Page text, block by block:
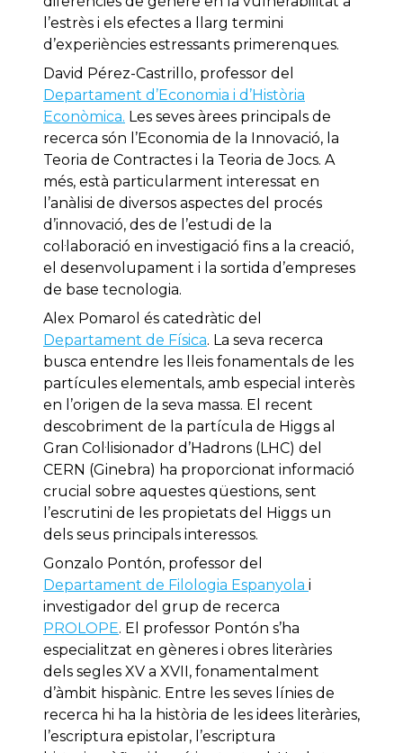
l’estrès i els efectes a llarg termini
d’experiències estressants primerenques.
David Pérez-Castrillo, professor del
Departament d’Economia i d’Història
Econòmica. Les seves àrees principals de
recerca són l’Economia de la Innovació, la
Teoria de Contractes i la Teoria de Jocs. A
més, està particularment interessat en
l’anàlisi de diversos aspectes del procés
d’innovació, des de l’estudi de la
col·laboració en investigació fins a la creació,
el desenvolupament i la sortida d’empreses
de base tecnologia.
Alex Pomarol és catedràtic del
Departament de Física. La seva recerca
busca entendre les lleis fonamentals de les
partícules elementals, amb especial interès
en l’origen de la seva massa. El recent
descobriment de la partícula de Higgs al
Gran Col·lisionador d’Hadrons (LHC) del
CERN (Ginebra) ha proporcionat informació
crucial sobre aquestes qüestions, sent
l’escrutini de les propietats del Higgs un
dels seus principals interessos.
Gonzalo Pontón, professor del
Departament de Filologia Espanyola i
investigador del grup de recerca
PROLOPE. El professor Pontón s’ha
especialitzat en gèneres i obres literàries
dels segles XV a XVII, fonamentalment
d’àmbit hispànic. Entre les seves línies de
recerca hi ha la història de les idees literàries,
l’escriptura epistolar, l’escriptura